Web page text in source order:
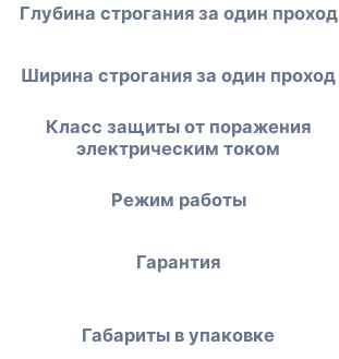
Глубина строгания за один проход
Ширина строгания за один проход
Класс защиты от поражения
электрическим током
Режим работы
Гарантия
Габариты в упаковке